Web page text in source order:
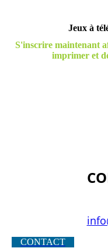
Jeux à
S'inscrire maintenant
imprimer et
CONTACT